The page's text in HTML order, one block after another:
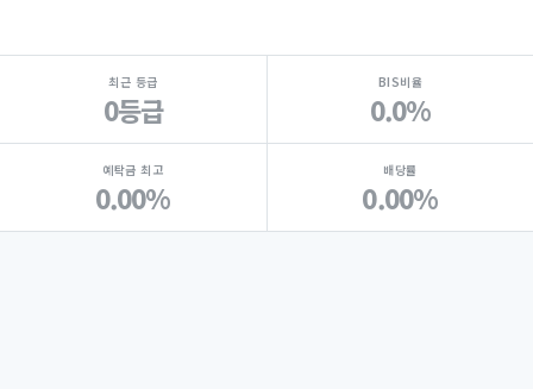
지점 핵심 지표 요약
최근 등급
0등급
BIS비율
0.0%
예탁금 최고
0.00%
배당률
0.00%